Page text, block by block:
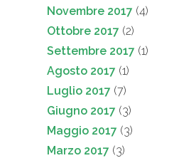
Novembre 2017 (4)
Ottobre 2017 (2)
Settembre 2017 (1)
Agosto 2017 (1)
Luglio 2017 (7)
Giugno 2017 (3)
Maggio 2017 (3)
Marzo 2017 (3)